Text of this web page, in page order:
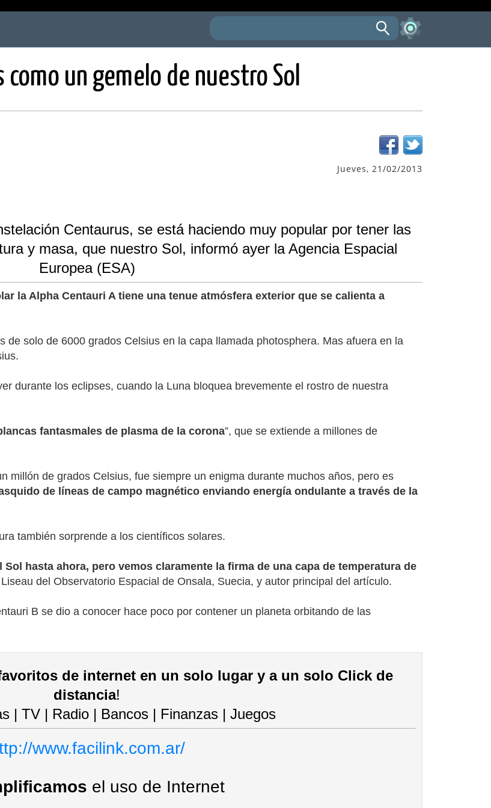
como un gemelo de nuestro Sol
Jueves, 21/02/2013
Centaurus, se está haciendo muy popular por tener las
y masa, que nuestro Sol, informó ayer la Agencia Espacial
Europea (ESA)
la Alpha Centauri A tiene una tenue atmósfera exterior que se calienta a
de solo de 6000 grados Celsius en la capa llamada photosphera. Mas afuera en la
durante los eclipses, cuando la Luna bloquea brevemente el rostro de nuestra
fantasmales de plasma de la corona”, que se extiende a millones de
millón de grados Celsius, fue siempre un enigma durante muchos años, pero es
de líneas de campo magnético enviando energía ondulante a través de la
también sorprende a los científicos solares.
hasta ahora, pero vemos claramente la firma de una capa de temperatura de
Liseau del Observatorio Espacial de Onsala, Suecia, y autor principal del artículo.
B se dio a conocer hace poco por contener un planeta orbitando de las
de internet en un solo lugar y a un solo Click de
distancia!
| TV | Radio | Bancos | Finanzas | Juegos
www.facilink.com.ar/
el uso de Internet